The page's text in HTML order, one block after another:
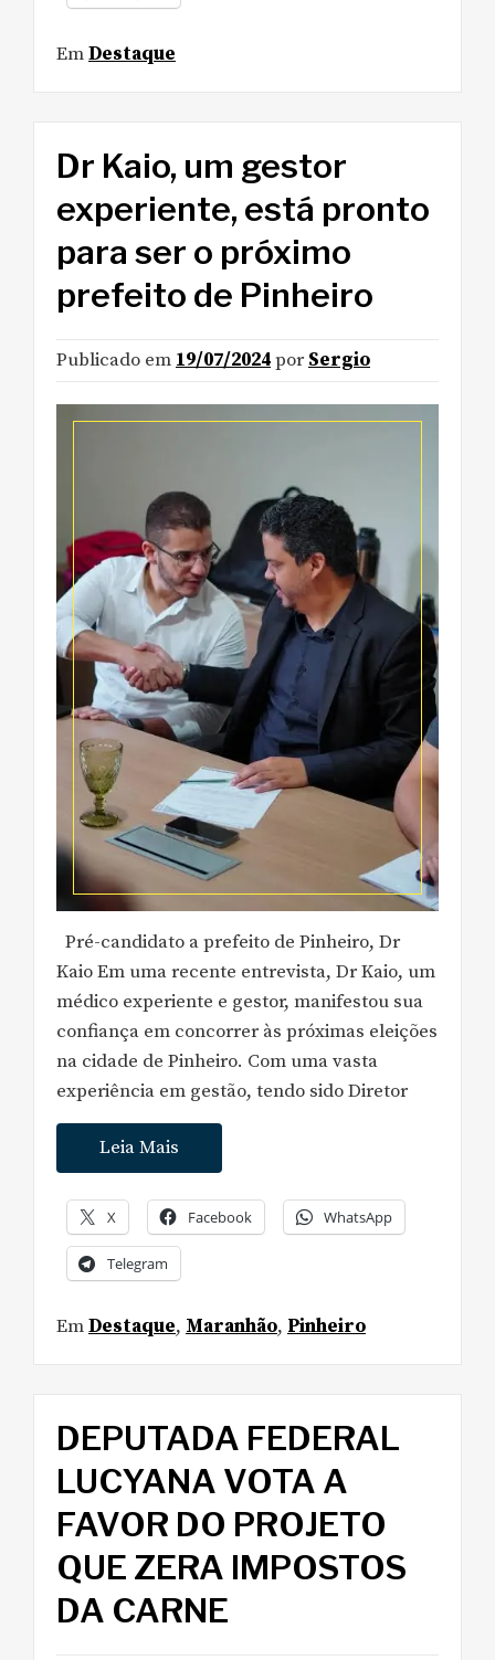
EmDestaque
Dr Kaio, um gestor
experiente, está pronto
para ser o próximo
prefeito de Pinheiro
Publicado em 19/07/2024por Sergio
Pré-candidato a prefeito de Pinheiro, Dr
Kaio Em uma recente entrevista, Dr Kaio, um
médico experiente e gestor, manifestou sua
confiança em concorrer às próximas eleições
na cidade de Pinheiro. Com uma vasta
experiência em gestão, tendo sido Diretor
Leia Mais
X Facebook WhatsApp
Telegram
EmDestaque, Maranhão, Pinheiro
DEPUTADA FEDERAL
LUCYANA VOTA A
FAVOR DO PROJETO
QUE ZERA IMPOSTOS
DA CARNE